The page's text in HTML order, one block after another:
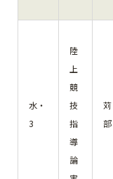
水・
3
陸
上
競
技
指
導
論
苅
部